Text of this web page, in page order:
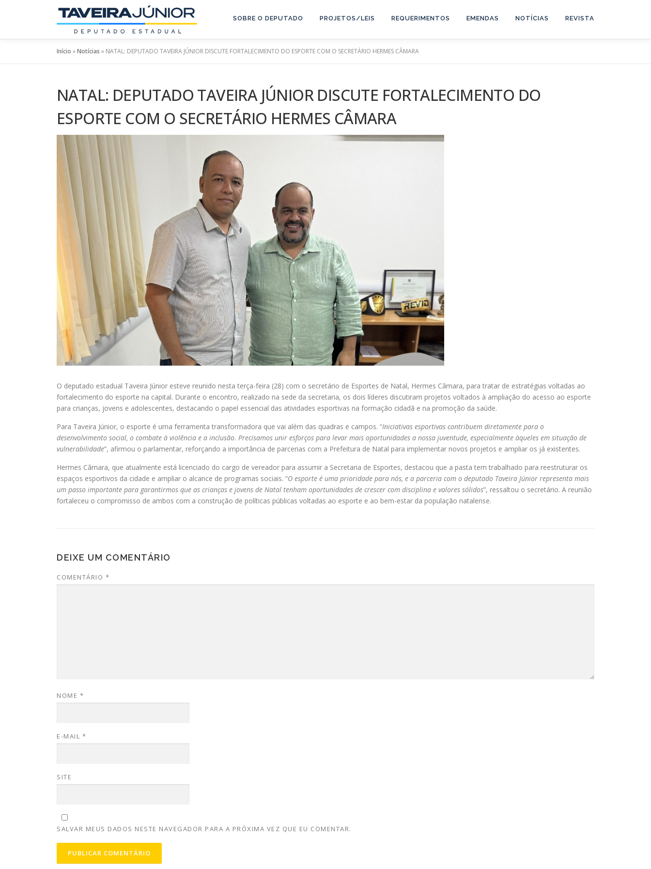
conteúdo
SOBRE O DEPUTADO PROJETOS/LEIS REQUERIMENTOS EMENDAS NOTÍCIAS REVISTA
Início »Notícias » NATAL: DEPUTADO TAVEIRA JÚNIOR DISCUTE FORTALECIMENTO DO ESPORTE COM O SECRETÁRIO HERMES CÂMARA
NATAL: DEPUTADO TAVEIRA JÚNIOR DISCUTE FORTALECIMENTO DO
ESPORTE COM O SECRETÁRIO HERMES CÂMARA
O deputado estadual Taveira Júnior esteve reunido nesta terça-feira (28) com o secretário de Esportes de Natal, Hermes Câmara, para tratar de estratégias voltadas ao
fortalecimento do esporte na capital. Durante o encontro, realizado na sede da secretaria, os dois líderes discutiram projetos voltados à ampliação do acesso ao esporte
para crianças, jovens e adolescentes, destacando o papel essencial das atividades esportivas na formação cidadã e na promoção da saúde.
Para Taveira Júnior, o esporte é uma ferramenta transformadora que vai além das quadras e campos. “Iniciativas esportivas contribuem diretamente para o
desenvolvimento social, o combate à violência e a inclusão. Precisamos unir esforços para levar mais oportunidades a nossa juventude, especialmente àqueles em situação de
vulnerabilidade”, afirmou o parlamentar, reforçando a importância de parcerias com a Prefeitura de Natal para implementar novos projetos e ampliar os já existentes.
Hermes Câmara, que atualmente está licenciado do cargo de vereador para assumir a Secretaria de Esportes, destacou que a pasta tem trabalhado para reestruturar os
espaços esportivos da cidade e ampliar o alcance de programas sociais. “O esporte é uma prioridade para nós, e a parceria com o deputado Taveira Júnior representa mais
um passo importante para garantirmos que as crianças e jovens de Natal tenham oportunidades de crescer com disciplina e valores sólidos”, ressaltou o secretário. A reunião
fortaleceu o compromisso de ambos com a construção de políticas públicas voltadas ao esporte e ao bem-estar da população natalense.
DEIXE UM COMENTÁRIO
COMENTÁRIO *
NOME *
E-MAIL *
SITE
SALVAR MEUS DADOS NESTE NAVEGADOR PARA A PRÓXIMA VEZ QUE EU COMENTAR.